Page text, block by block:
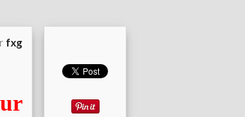
fxg